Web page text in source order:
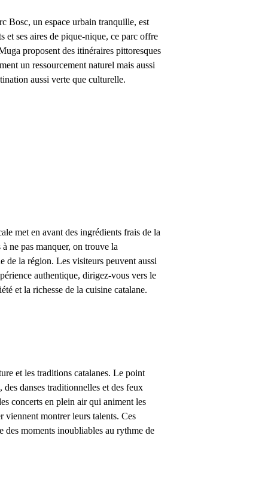
Bosc, un espace urbain tranquille, est
et ses aires de pique-nique, ce parc offre
proposent des itinéraires pittoresques
un ressourcement naturel mais aussi
aussi verte que culturelle.
met en avant des ingrédients frais de la
ne pas manquer, on trouve la
de la région. Les visiteurs peuvent aussi
authentique, dirigez-vous vers le
et la richesse de la cuisine catalane.
et les traditions catalanes. Le point
danses traditionnelles et des feux
concerts en plein air qui animent les
viennent montrer leurs talents. Ces
des moments inoubliables au rythme de